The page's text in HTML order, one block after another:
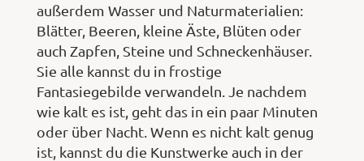
außerdem Wasser und Naturmaterialien:
Blätter, Beeren, kleine Äste, Blüten oder
auch Zapfen, Steine und Schneckenhäuser.
Sie alle kannst du in frostige
Fantasiegebilde verwandeln. Je nachdem
wie kalt es ist, geht das in ein paar Minuten
oder über Nacht. Wenn es nicht kalt genug
ist, kannst du die Kunstwerke auch in der